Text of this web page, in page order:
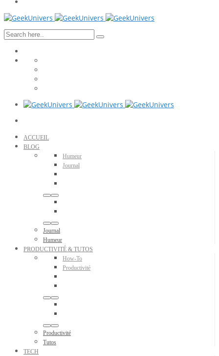
ACCUEIL
BLOG
Humeur
Journal
Journal
Humeur
PRODUCTIVITÉ & TUTOS
How-To
Productivité
Productivité
Tutos
TECH